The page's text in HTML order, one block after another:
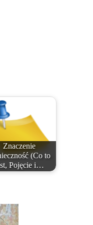
Znaczenie
(Co to
Pojęcie i…